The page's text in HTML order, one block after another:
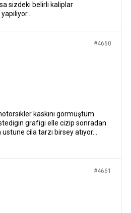
sizdeki belirli kaliplar
#4660
kaskını görmüştüm.
grafigi elle cizip sonradan
cila tarzı birsey atıyor…
#4661